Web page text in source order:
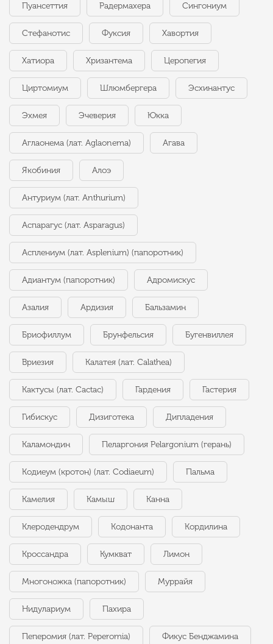
Пуансеттия Радермахера Сингониум
Стефанотис Фуксия Хавортия
Хатиора Хризантема Церопегия
Циртомиум Шлюмбергера Эсхинантус
Эхмея Эчеверия Юкка
Аглаонема (лат. Aglaonema) Агава
Якобиния Алоэ
Антуриум (лат. Anthurium)
Аспарагус (лат. Asparagus)
Асплениум (лат. Asplenium) (папоротник)
Адиантум (папоротник) Адромискус
Азалия Ардизия Бальзамин
Бриофиллум Брунфельсия Бугенвиллея
Вриезия Калатея (лат. Calathea)
Кактусы (лат. Cactac) Гардения Гастерия
Гибискус Дизиготека Дипладения
Каламондин Пеларгония Pelargonium (герань)
Кодиеум (кротон) (лат. Codiaeum) Пальма
Камелия Камыш Канна
Клеродендрум Кодонанта Кордилина
Кроссандра Кумкват Лимон
Многоножка (папоротник) Муррайя
Нидулариум Пахира
Пеперомия (лат. Peperomia) Фикус Бенджамина